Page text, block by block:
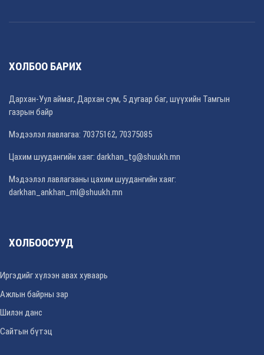
ХОЛБОО БАРИХ
Дархан-Уул аймаг, Дархан сум, 5 дугаар баг, шүүхийн Тамгын
газрын байр
Мэдээлэл лавлагаа: 70375162, 70375085
Цахим шуудангийн хаяг: darkhan_tg@shuukh.mn
Мэдээлэл лавлагааны цахим шуудангийн хаяг:
darkhan_ankhan_ml@shuukh.mn
ХОЛБООСУУД
Иргэдийг хүлээн авах хуваарь
Ажлын байрны зар
Шилэн данс
Сайтын бүтэц